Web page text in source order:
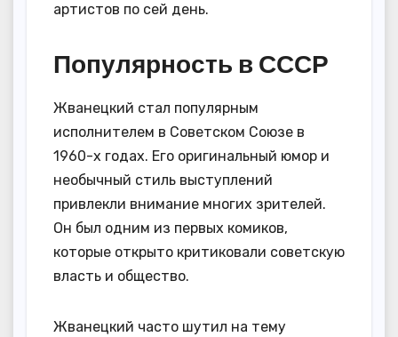
артистов по сей день.
Популярность в СССР
Жванецкий стал популярным
исполнителем в Советском Союзе в
1960-х годах. Его оригинальный юмор и
необычный стиль выступлений
привлекли внимание многих зрителей.
Он был одним из первых комиков,
которые открыто критиковали советскую
власть и общество.
Жванецкий часто шутил на тему